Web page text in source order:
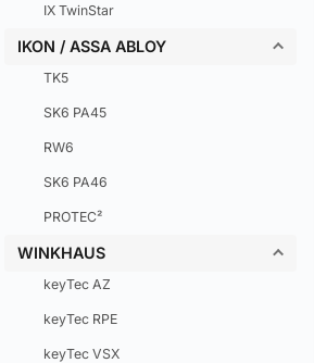
IX TwinStar
IKON / ASSA ABLOY
TK5
SK6 PA45
RW6
SK6 PA46
PROTEC²
WINKHAUS
keyTec AZ
keyTec RPE
keyTec VSX